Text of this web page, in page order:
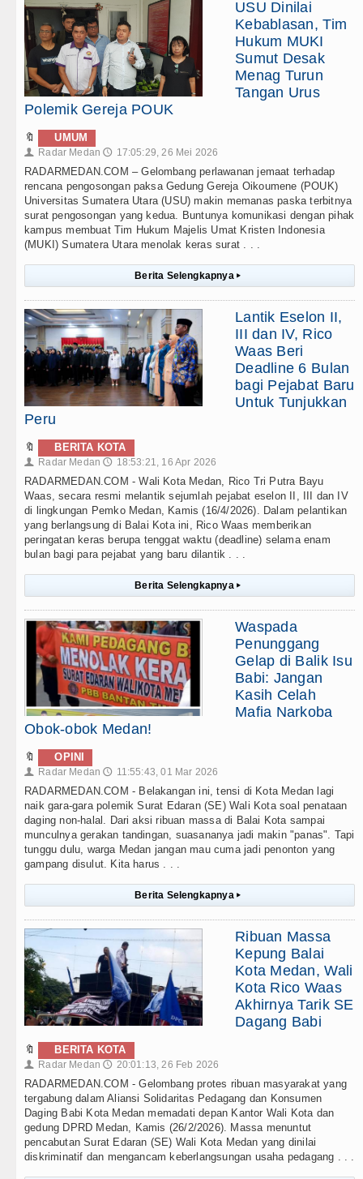
USU Dinilai
Kebablasan, Tim
Hukum MUKI
Sumut Desak
Menag Turun
Tangan Urus
Polemik Gereja POUK
🔖 UMUM
👤 Radar Medan 🕔 17:05:29, 26 Mei 2026
RADARMEDAN.COM – Gelombang perlawanan jemaat terhadap
rencana pengosongan paksa Gedung Gereja Oikoumene (POUK)
Universitas Sumatera Utara (USU) makin memanas paska terbitnya
surat pengosongan yang kedua. Buntunya komunikasi dengan pihak
kampus membuat Tim Hukum Majelis Umat Kristen Indonesia
(MUKI) Sumatera Utara menolak keras surat . . .
Berita Selengkapnya ▸
Lantik Eselon II,
III dan IV, Rico
Waas Beri
Deadline 6 Bulan
bagi Pejabat Baru
Untuk Tunjukkan
Peru
🔖 BERITA KOTA
👤 Radar Medan 🕔 18:53:21, 16 Apr 2026
RADARMEDAN.COM - Wali Kota Medan, Rico Tri Putra Bayu
Waas, secara resmi melantik sejumlah pejabat eselon II, III dan IV
di lingkungan Pemko Medan, Kamis (16/4/2026). Dalam pelantikan
yang berlangsung di Balai Kota ini, Rico Waas memberikan
peringatan keras berupa tenggat waktu (deadline) selama enam
bulan bagi para pejabat yang baru dilantik . . .
Berita Selengkapnya ▸
Waspada
Penunggang
Gelap di Balik Isu
Babi: Jangan
Kasih Celah
Mafia Narkoba
Obok-obok Medan!
🔖 OPINI
👤 Radar Medan 🕔 11:55:43, 01 Mar 2026
RADARMEDAN.COM - Belakangan ini, tensi di Kota Medan lagi
naik gara-gara polemik Surat Edaran (SE) Wali Kota soal penataan
daging non-halal. Dari aksi ribuan massa di Balai Kota sampai
munculnya gerakan tandingan, suasananya jadi makin "panas". Tapi
tunggu dulu, warga Medan jangan mau cuma jadi penonton yang
gampang disulut. Kita harus . . .
Berita Selengkapnya ▸
Ribuan Massa
Kepung Balai
Kota Medan, Wali
Kota Rico Waas
Akhirnya Tarik SE
Dagang Babi
🔖 BERITA KOTA
👤 Radar Medan 🕔 20:01:13, 26 Feb 2026
RADARMEDAN.COM - Gelombang protes ribuan masyarakat yang
tergabung dalam Aliansi Solidaritas Pedagang dan Konsumen
Daging Babi Kota Medan memadati depan Kantor Wali Kota dan
gedung DPRD Medan, Kamis (26/2/2026). Massa menuntut
pencabutan Surat Edaran (SE) Wali Kota Medan yang dinilai
diskriminatif dan mengancam keberlangsungan usaha pedagang . . .